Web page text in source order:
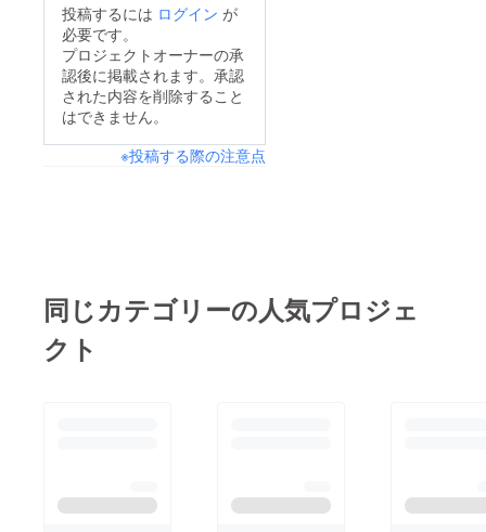
投稿するには ログイン が
必要です。
プロジェクトオーナーの承
認後に掲載されます。承認
された内容を削除すること
はできません。
※投稿する際の注意点
同じカテゴリーの人気プロジェ
クト